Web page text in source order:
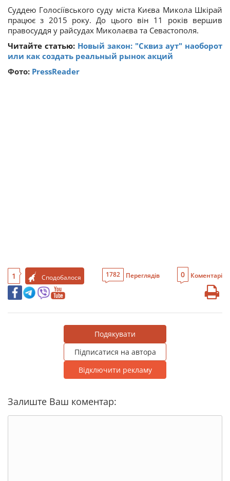
Суддею Голосіївського суду міста Києва Микола Шкірай
працює з 2015 року. До цього він 11 років вершив
правосуддя у райсудах Миколаєва та Севастополя.
Читайте статью: Новый закон: "Сквиз аут" наоборот
или как создать реальный рынок акций
Фото: PressReader
1 Сподобалося 1782 Переглядів 0 Коментарі
Подякувати
Підписатися на автора
Відключити рекламу
Залиште Ваш коментар: